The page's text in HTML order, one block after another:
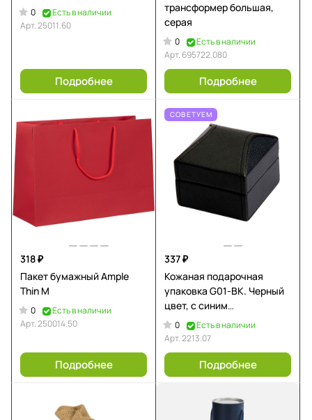
0
Есть в наличии
Арт.25011.60
Подробнее
трансформер большая,
серая
0
Есть в наличии
Арт. 695722.080
Подробнее
318 ₽
Пакет бумажный Ample
Thin M
0
Есть в наличии
Арт.250014.50
Подробнее
СОВЕТУЕМ
337 ₽
Кожаная подарочная
упаковка G01-BK. Черный
цвет, с синим
ложементом.
0
Есть в наличии
Арт.2213.07
Подробнее